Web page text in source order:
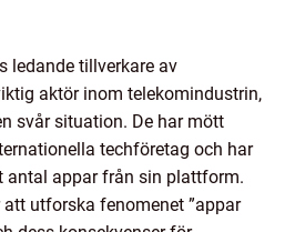
ledande tillverkare av
aktör inom telekomindustrin,
svår situation. De har mött
techföretag och har
antal appar från sin plattform.
utforska fenomenet ”appar